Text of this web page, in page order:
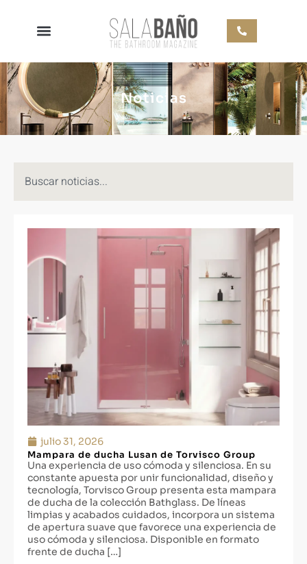
Noticias
julio 31, 2026
Mampara de ducha Lusan de Torvisco Group
Una experiencia de uso cómoda y silenciosa. En su
constante apuesta por unir funcionalidad, diseño y
tecnología, Torvisco Group presenta esta mampara
de ducha de la colección Bathglass. De líneas
limpias y acabados cuidados, incorpora un sistema
de apertura suave que favorece una experiencia de
uso cómoda y silenciosa. Disponible en formato
frente de ducha […]